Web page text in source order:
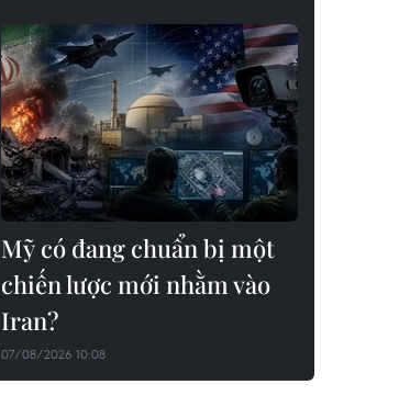
Mỹ có đang chuẩn bị một
chiến lược mới nhằm vào
Iran?
07/08/2026 10:08